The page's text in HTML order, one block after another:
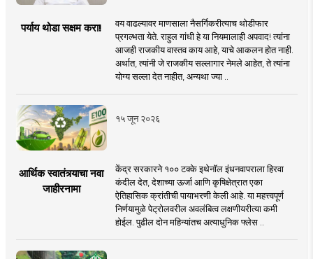
पर्याय थोडा सक्षम करा!
वय वाढल्यावर माणसाला नैसर्गिकरीत्याच थोडीफार
प्रगल्भता येते. राहुल गांधी हे या नियमालाही अपवाद! त्यांना
आजही राजकीय वास्तव काय आहे, याचे आकलन होत नाही.
अर्थात, त्यांनी जे राजकीय सल्लागार नेमले आहेत, ते त्यांना
योग्य सल्ला देत नाहीत, अन्यथा ज्या ..
१५ जून २०२६
आर्थिक स्वातंत्र्याचा नवा
जाहीरनामा
केंद्र सरकारने १०० टक्के इथेनॉल इंधनवापराला हिरवा
कंदील देत, देशाच्या ऊर्जा आणि कृषिक्षेत्रात एका
ऐतिहासिक क्रांतीची पायाभरणी केली आहे. या महत्त्वपूर्ण
निर्णयामुळे पेट्रोलवरील अवलंबित्व लक्षणीयरीत्या कमी
होईल. पुढील दोन महिन्यांतच अत्याधुनिक फ्लेस ..